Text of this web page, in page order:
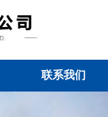
联系我们